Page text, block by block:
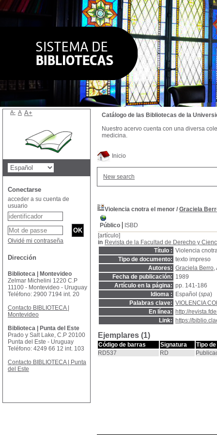
Inicio
New search
Violencia cnotra el menor / Graciela
Público
ISBD
[artículo]
in Revista de la Facultad de Derecho y
Título : Violencia
Tipo de documento: texto impreso
Autores: Graciela Berro,
Fecha de publicación: 1989
Artículo en la página: pp. 141-186
Idioma :
Español (spa)
Palabras clave: VIOLENCIA
En línea:
http://
Link:
https://
Ejemplares (1)
Código de barras Signatura
Tipo
RD537
RD
Catálogo de las Bibliotecas de la
Nuestro acervo cuenta con una diversa
medicina.
A- A A+
Conectarse
acceder a su cuenta de
usuario
Olvidé mi contraseña
Dirección
Biblioteca | Montevideo
Zelmar Michelini 1220 C.P
11100 - Montevideo - Uruguay
Teléfono: 2900 7194 int. 20
Contacto BIBLIOTECA |
Montevideo
Biblioteca | Punta del Este
Prado y Salt Lake, C.P 20100
Punta del Este - Uruguay
Teléfono: 4249 66 12 int. 103
Contacto BIBLIOTECA | Punta
del Este